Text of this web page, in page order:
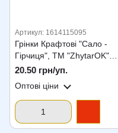
Артикул: 1614115095
Грінки Крафтові "Сало -
Гірчиця", ТМ "ZhytarOK"
(70г.)
20.50 грн/уп.
Оптові ціни